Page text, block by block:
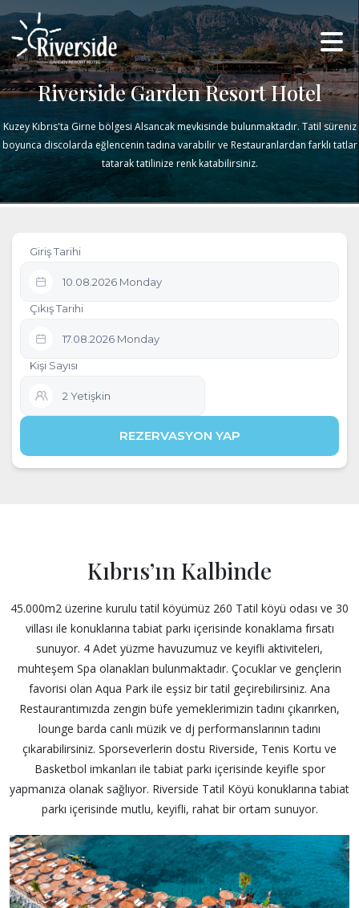
Riverside Garden Resort Hotel
Kuzey Kıbrıs'ta Girne bölgesi Alsancak mevkisinde bulunmaktadır. Tatil süreniz
boyunca discolarda eğlencenin tadına varabilir ve Restauranlardan farklı tatlar
tatarak tatilinize renk katabilirsiniz.
Kıbrıs’ın Kalbinde
45.000m2 üzerine kurulu tatil köyümüz 260 Tatil köyü odası ve 30
villası ile konuklarına tabiat parkı içerisinde konaklama fırsatı
sunuyor. 4 Adet yüzme havuzumuz ve keyifli aktiviteleri,
muhteşem Spa olanakları bulunmaktadır. Çocuklar ve gençlerin
favorisi olan Aqua Park ile eşsiz bir tatil geçirebilirsiniz. Ana
Restaurantımızda zengin büfe yemeklerimizin tadını çıkarırken,
lounge barda canlı müzik ve dj performanslarının tadını
çıkarabilirsiniz. Sporseverlerin dostu Riverside, Tenis Kortu ve
Basketbol imkanları ile tabiat parkı içerisinde keyifle spor
yapmanıza olanak sağlıyor. Riverside Tatil Köyü konuklarına tabiat
parkı içerisinde mutlu, keyifli, rahat bir ortam sunuyor.